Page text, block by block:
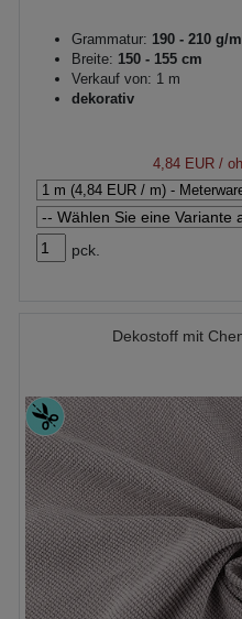
Grammatur: 190 - 210 g/
Breite: 150 - 155 cm
Verkauf von: 1 m
dekorativ
4,84 EUR/
pck.
Dekostoff mit